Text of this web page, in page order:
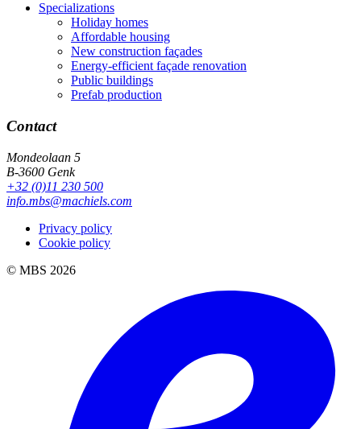
Specializations
Holiday homes
Affordable housing
New construction façades
Energy-efficient façade renovation
Public buildings
Prefab production
Contact
Mondeolaan 5
B-3600 Genk
+32 (0)11 230 500
info.mbs@machiels.com
Privacy policy
Cookie policy
© MBS 2026